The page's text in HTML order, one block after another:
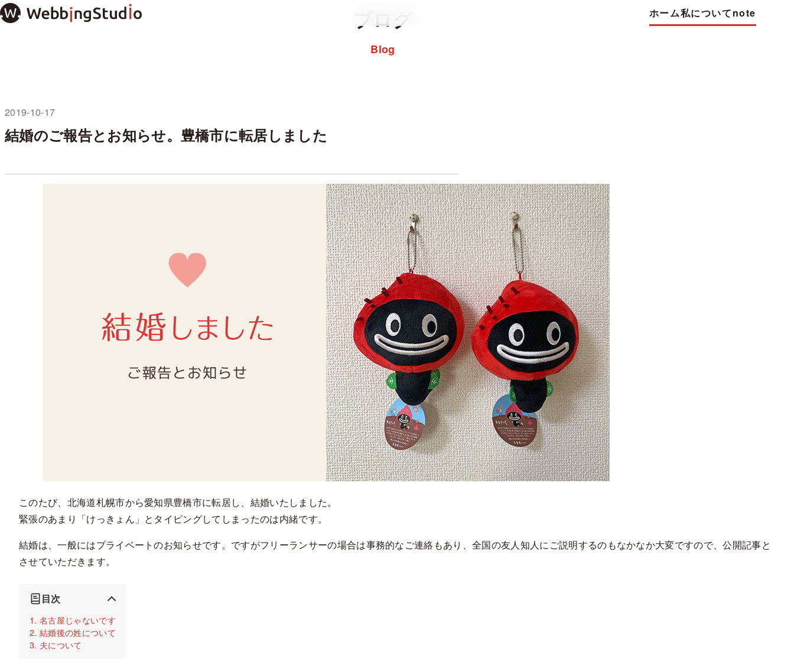
本
文
プ
ホーム私についてnote
ブログ
Blog
2019-10-17
未分類
結婚のご報告とお知らせ。豊橋市に転居しました
このたび、北海道札幌市から愛知県豊橋市に転居し、結婚いたしました。
緊張のあまり「けっきょん」とタイピングしてしまったのは内緒です。
結婚は、一般にはプライベートのお知らせです。ですがフリーランサーの場合は事務的なご連絡もあり、全国の友人知人にご説明するのもなかなか大変ですので、公開記事と
させていただきます。
目次
名古屋じゃないです
結婚後の姓について
夫について